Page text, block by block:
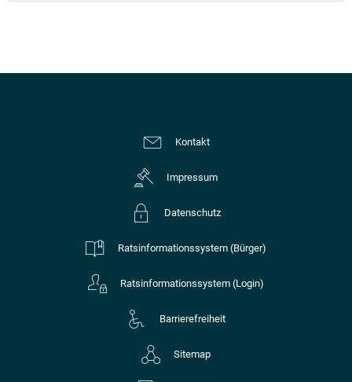
Kontakt
Impressum
Datenschutz
Ratsinformationssystem (Bürger)
Ratsinformationssystem (Login)
Barrierefreiheit
Sitemap